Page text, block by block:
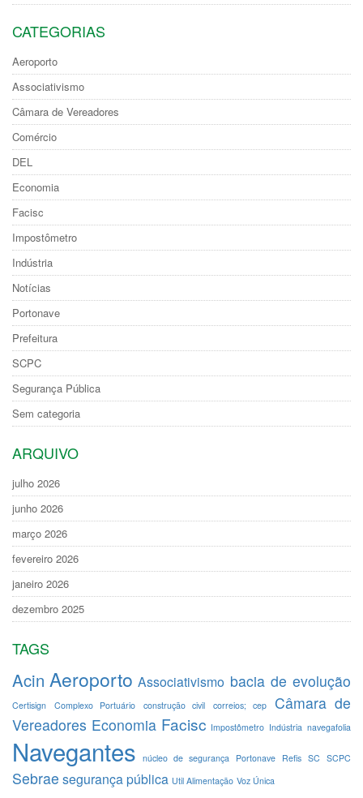
CATEGORIAS
Aeroporto
Associativismo
Câmara de Vereadores
Comércio
DEL
Economia
Facisc
Impostômetro
Indústria
Notícias
Portonave
Prefeitura
SCPC
Segurança Pública
Sem categoria
ARQUIVO
julho 2026
junho 2026
março 2026
fevereiro 2026
janeiro 2026
dezembro 2025
TAGS
Acin Aeroporto Associativismo bacia de evolução
Certisign Complexo Portuário construção civil correios; cep
Câmara de
Vereadores Economia Facisc Impostômetro Indústria navegafolia
Navegantes núcleo de segurança Portonave Refis SC SCPC
Sebrae segurança pública Util Alimentação Voz Única